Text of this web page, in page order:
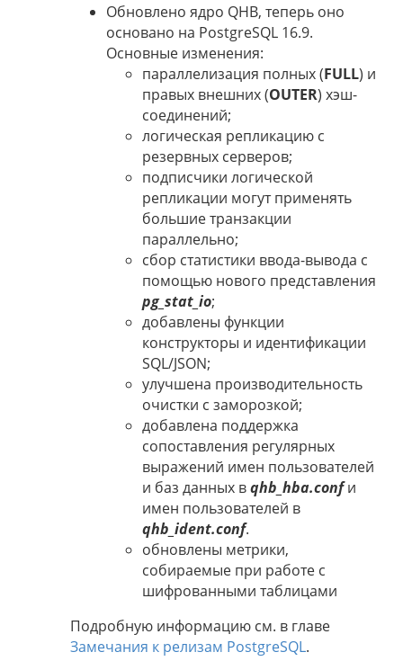
Обновлено ядро QHB, теперь оно
основано на PostgreSQL 16.9.
Основные изменения:
параллелизация полных (FULL) и
правых внешних (OUTER) хэш-
соединений;
логическая репликацию с
резервных серверов;
подписчики логической
репликации могут применять
большие транзакции
параллельно;
сбор статистики ввода-вывода с
помощью нового представления
pg_stat_io;
добавлены функции
конструкторы и идентификации
SQL/JSON;
улучшена производительность
очистки с заморозкой;
добавлена поддержка
сопоставления регулярных
выражений имен пользователей
и баз данных вqhb_hba.confи
имен пользователей в
qhb_ident.conf.
обновлены метрики,
собираемые при работе с
шифрованными таблицами
Подробную информацию см. в главе
Замечания к релизам PostgreSQL.